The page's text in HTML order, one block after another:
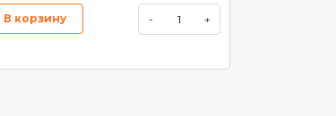
В корзину - +